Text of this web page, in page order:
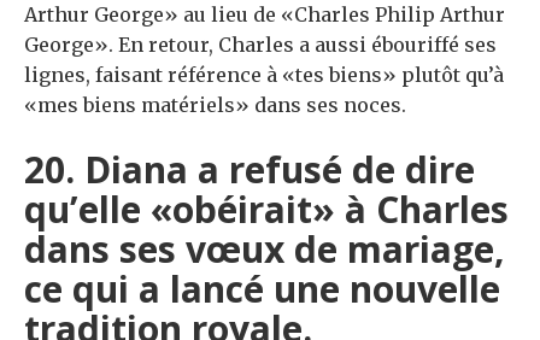
Arthur George» au lieu de «Charles Philip Arthur
George». En retour, Charles a aussi ébouriffé ses
lignes, faisant référence à «tes biens» plutôt qu’à
«mes biens matériels» dans ses noces.
20. Diana a refusé de dire
qu’elle «obéirait» à Charles
dans ses vœux de mariage,
ce qui a lancé une nouvelle
tradition royale.